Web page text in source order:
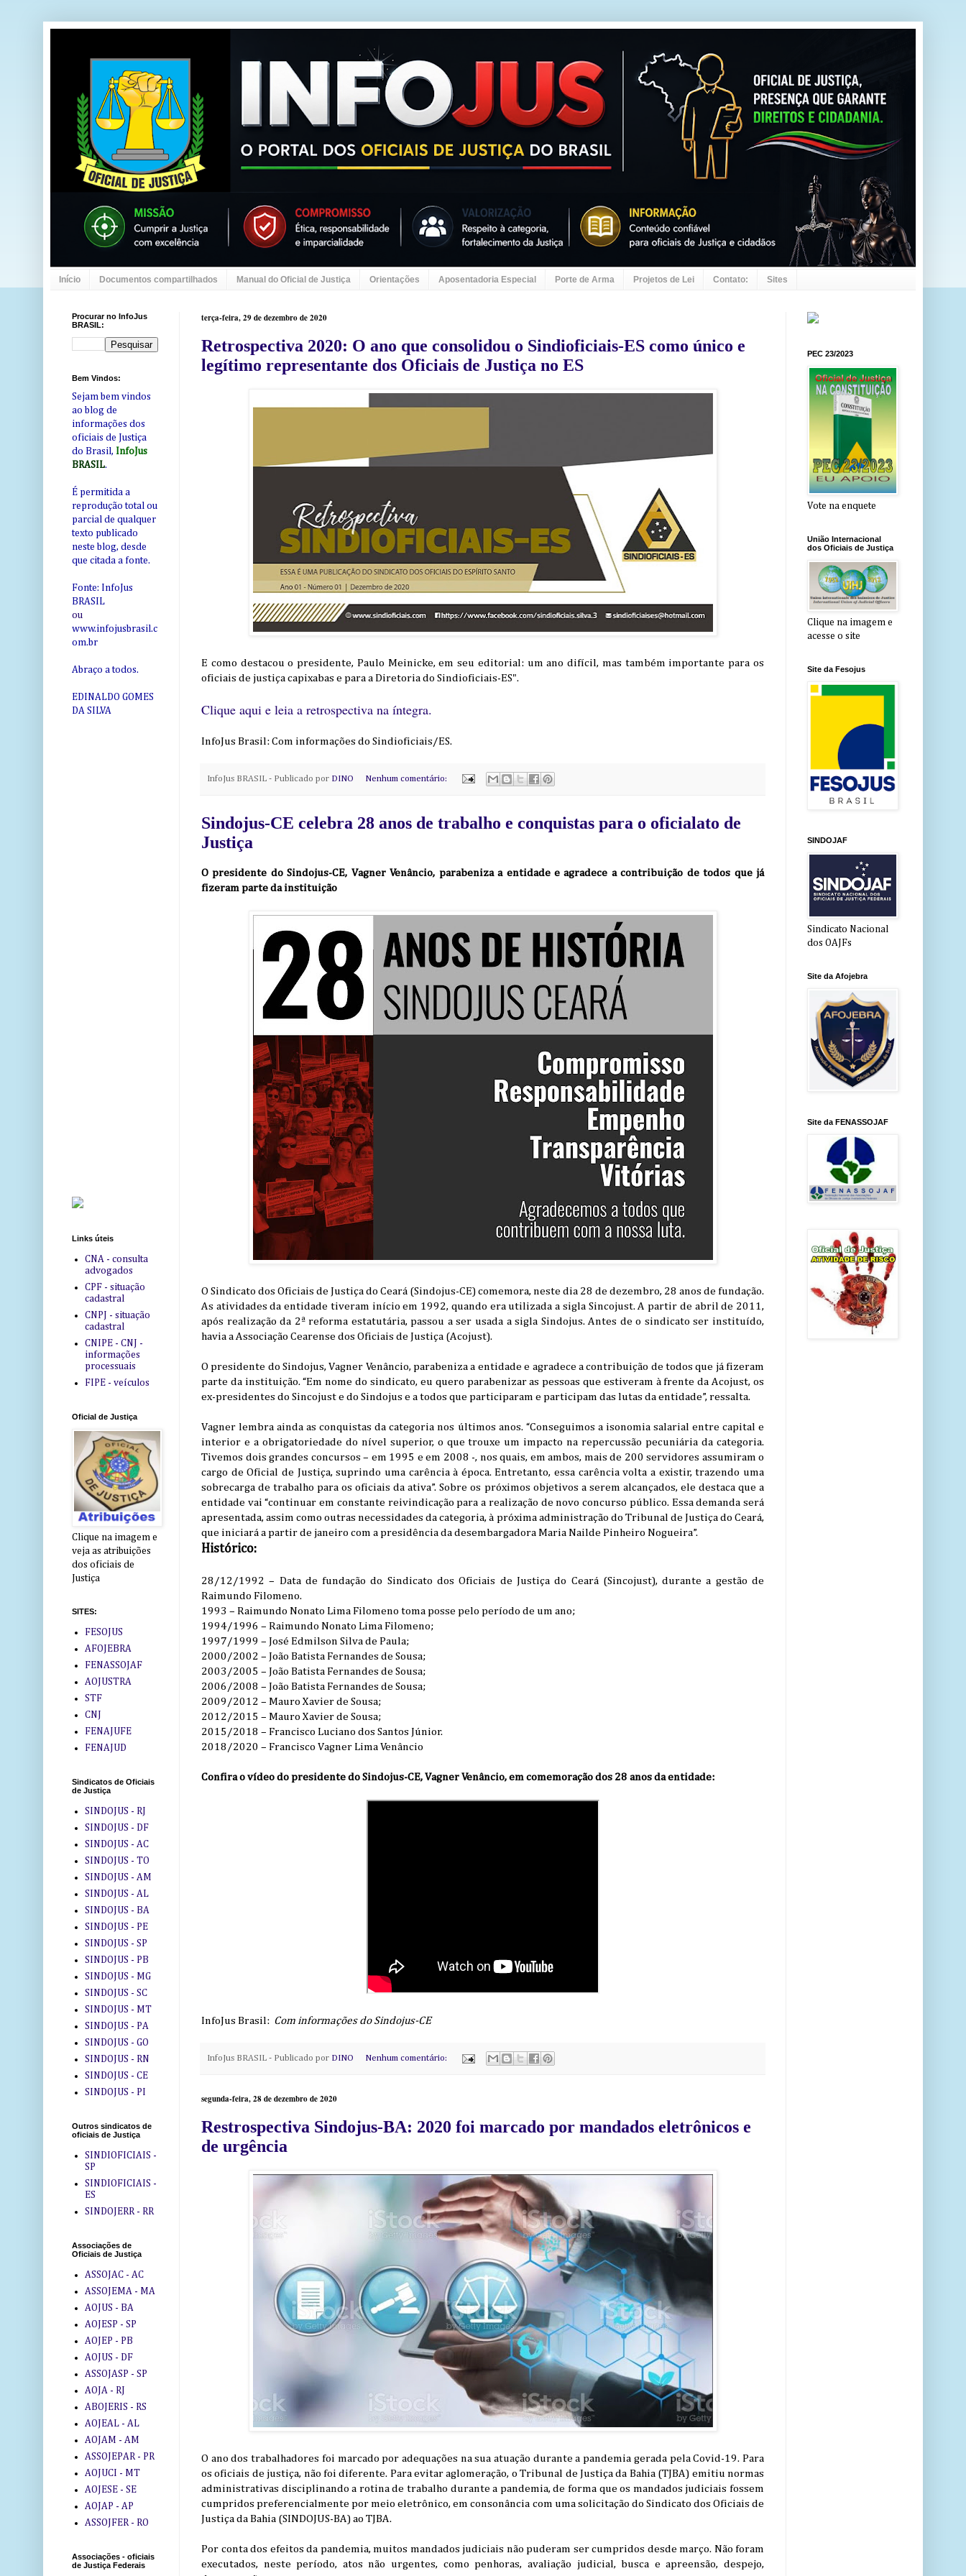
Início Documentos compartilhados Manual do Oficial de Justiça Orientações Aposentadoria Especial Porte de Arma Projetos de Lei Contato: Sites
terça-feira, 29 de dezembro de 2020
Retrospectiva 2020: O ano que consolidou o Sindioficiais-ES como único e
legítimo representante dos Oficiais de Justiça no ES
E como destacou o presidente, Paulo Meinicke, em seu editorial: um ano difícil, mas também importante para os
oficiais de justiça capixabas e para a Diretoria do Sindioficiais-ES".
Clique aqui e leia a retrospectiva na íntegra.
InfoJus Brasil: Com informações do Sindioficiais/ES.
InfoJus BRASIL - Publicado por DINO Nenhum comentário:
Sindojus-CE celebra 28 anos de trabalho e conquistas para o oficialato de
Justiça
O presidente do Sindojus-CE, Vagner Venâncio, parabeniza a entidade e agradece a contribuição de todos que já
fizeram parte da instituição
O Sindicato dos Oficiais de Justiça do Ceará (Sindojus-CE) comemora, neste dia 28 de dezembro, 28 anos de fundação.
As atividades da entidade tiveram início em 1992, quando era utilizada a sigla Sincojust. A partir de abril de 2011,
após realização da 2ª reforma estatutária, passou a ser usada a sigla Sindojus. Antes de o sindicato ser instituído,
havia a Associação Cearense dos Oficiais de Justiça (Acojust).
O presidente do Sindojus, Vagner Venâncio, parabeniza a entidade e agradece a contribuição de todos que já fizeram
parte da instituição. “Em nome do sindicato, eu quero parabenizar as pessoas que estiveram à frente da Acojust, os
ex-presidentes do Sincojust e do Sindojus e a todos que participaram e participam das lutas da entidade”, ressalta.
Vagner lembra ainda as conquistas da categoria nos últimos anos. “Conseguimos a isonomia salarial entre capital e
interior e a obrigatoriedade do nível superior, o que trouxe um impacto na repercussão pecuniária da categoria.
Tivemos dois grandes concursos – em 1995 e em 2008 -, nos quais, em ambos, mais de 200 servidores assumiram o
cargo de Oficial de Justiça, suprindo uma carência à época. Entretanto, essa carência volta a existir, trazendo uma
sobrecarga de trabalho para os oficiais da ativa”. Sobre os próximos objetivos a serem alcançados, ele destaca que a
entidade vai “continuar em constante reivindicação para a realização de novo concurso público. Essa demanda será
apresentada, assim como outras necessidades da categoria, à próxima administração do Tribunal de Justiça do Ceará,
que iniciará a partir de janeiro com a presidência da desembargadora Maria Nailde Pinheiro Nogueira”.
Histórico:
28/12/1992 – Data de fundação do Sindicato dos Oficiais de Justiça do Ceará (Sincojust), durante a gestão de
Raimundo Filomeno.
1993 – Raimundo Nonato Lima Filomeno toma posse pelo período de um ano;
1994/1996 – Raimundo Nonato Lima Filomeno;
1997/1999 – José Edmilson Silva de Paula;
2000/2002 – João Batista Fernandes de Sousa;
2003/2005 – João Batista Fernandes de Sousa;
2006/2008 – João Batista Fernandes de Sousa;
2009/2012 – Mauro Xavier de Sousa;
2012/2015 – Mauro Xavier de Sousa;
2015/2018 – Francisco Luciano dos Santos Júnior.
2018/2020 – Francisco Vagner Lima Venâncio
Confira o vídeo do presidente do Sindojus-CE, Vagner Venâncio, em comemoração dos 28 anos da entidade:
InfoJus Brasil: Com informações do Sindojus-CE
InfoJus BRASIL - Publicado por DINO Nenhum comentário:
segunda-feira, 28 de dezembro de 2020
Restrospectiva Sindojus-BA: 2020 foi marcado por mandados eletrônicos e
de urgência
O ano dos trabalhadores foi marcado por adequações na sua atuação durante a pandemia gerada pela Covid-19. Para
os oficiais de justiça, não foi diferente. Para evitar aglomeração, o Tribunal de Justiça da Bahia (TJBA) emitiu normas
administrativas disciplinando a rotina de trabalho durante a pandemia, de forma que os mandados judiciais fossem
cumpridos preferencialmente por meio eletrônico, em consonância com uma solicitação do Sindicato dos Oficiais de
Justiça da Bahia (SINDOJUS-BA) ao TJBA.
Por conta dos efeitos da pandemia, muitos mandados judiciais não puderam ser cumpridos desde março. Não foram
executados, neste período, atos não urgentes, como penhoras, avaliação judicial, busca e apreensão, despejo,
Procurar no InfoJus
BRASIL:
Bem Vindos:
Sejam bem vindos
ao blog de
informações dos
oficiais de Justiça
do Brasil, InfoJus
BRASIL.
É permitida a
reprodução total ou
parcial de qualquer
texto publicado
neste blog, desde
que citada a fonte.
Fonte: InfoJus
BRASIL
ou
www.infojusbrasil.c
om.br
Abraço a todos.
EDINALDO GOMES
DA SILVA
Links úteis
CNA - consulta
advogados
CPF - situação
cadastral
CNPJ - situação
cadastral
CNIPE - CNJ -
informações
processuais
FIPE - veículos
Oficial de Justiça
Clique na imagem e
veja as atribuições
dos oficiais de
Justiça
SITES:
FESOJUS
AFOJEBRA
FENASSOJAF
AOJUSTRA
STF
CNJ
FENAJUFE
FENAJUD
Sindicatos de Oficiais
de Justiça
SINDOJUS - RJ
SINDOJUS - DF
SINDOJUS - AC
SINDOJUS - TO
SINDOJUS - AM
SINDOJUS - AL
SINDOJUS - BA
SINDOJUS - PE
SINDOJUS - SP
SINDOJUS - PB
SINDOJUS - MG
SINDOJUS - SC
SINDOJUS - MT
SINDOJUS - PA
SINDOJUS - GO
SINDOJUS - RN
SINDOJUS - CE
SINDOJUS - PI
Outros sindicatos de
oficiais de Justiça
SINDIOFICIAIS -
SP
SINDIOFICIAIS -
ES
SINDOJERR - RR
Associações de
Oficiais de Justiça
ASSOJAC - AC
ASSOJEMA - MA
AOJUS - BA
AOJESP - SP
AOJEP - PB
AOJUS - DF
ASSOJASP - SP
AOJA - RJ
ABOJERIS - RS
AOJEAL - AL
AOJAM - AM
ASSOJEPAR - PR
AOJUCI - MT
AOJESE - SE
AOJAP - AP
ASSOJFER - RO
Associações - oficiais
de Justiça Federais
PEC 23/2023
Vote na enquete
União Internacional
dos Oficiais de Justiça
Clique na imagem e
acesse o site
Site da Fesojus
SINDOJAF
Sindicato Nacional
dos OAJFs
Site da Afojebra
Site da FENASSOJAF